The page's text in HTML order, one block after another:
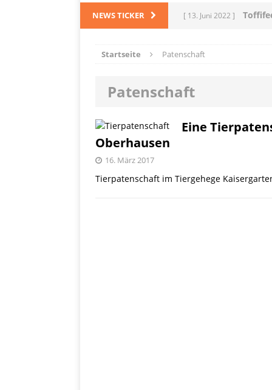
NEWS TICKER [ 13. Juni 2022 ]
[ 28. Dezember 2021 ]
Startseite Patenschaft
Patenschaft
Eine
Oberhausen
16. März 2017
Tierpatenschaft im Tiergehege